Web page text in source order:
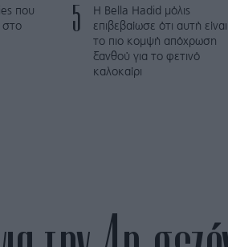
που
στο
5
Η Bella Hadid μόλις
επιβεβαίωσε ότι αυτή είναι
το πιο κομψή απόχρωση
ξανθού για το φετινό
καλοκαίρι